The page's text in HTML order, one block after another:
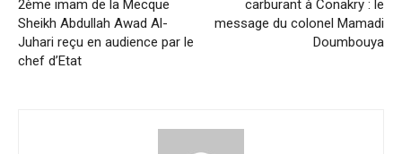
2ème imam de la Mecque
Sheikh Abdullah Awad Al-
Juhari reçu en audience par le
chef d’Etat
carburant à Conakry : le
message du colonel Mamadi
Doumbouya